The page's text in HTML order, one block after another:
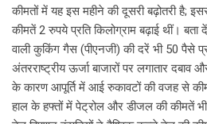
कीमतों में यह इस महीने की दूसरी बढ़ोतरी है;
कीमतें 2 रुपये प्रति किलोग्राम बढ़ाई थीं।
वाली कुकिंग गैस (पीएनजी) की दरें भी 50 पैसे
अंतरराष्ट्रीय ऊर्जा बाजारों पर लगातार दबाव
के कारण आपूर्ति में आई रुकावटों की वजह से
हाल के हफ्तों में पेट्रोल और डीजल की कीमतें भी